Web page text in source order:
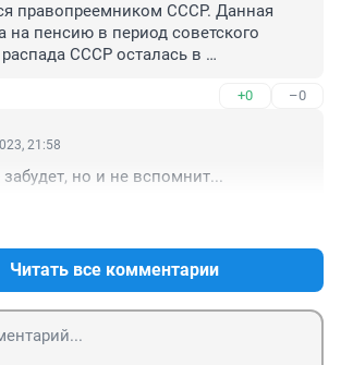
правопреемником СССР. Данная
пенсию в период советского
СССР осталась в
пенсию на основании
Россией и Таджикистаном о
Этот договор не
граждан. Не
которые вышли на пенсию в
гражданство России не
приобретения гражданства имеют
РФ, так как РФ является
СССР.
+0 –0
21:58
забудет, но и не вспомнит...
Читать все комментарии